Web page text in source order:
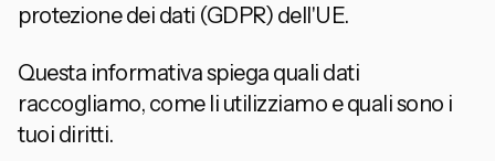
protezione dei dati (GDPR) dell'UE.
Questa informativa spiega quali dati
raccogliamo, come li utilizziamo e quali sono i
tuoi diritti.